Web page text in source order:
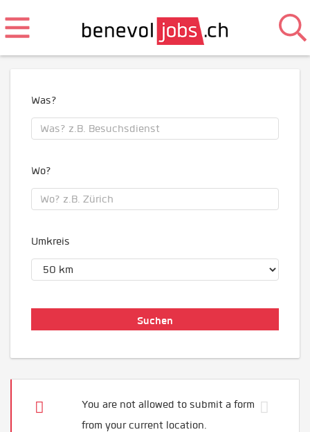
Was?
Wo?
Umkreis
You are not allowed to submit a form
from your current location.